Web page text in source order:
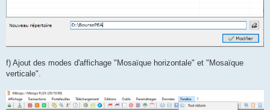
f) Ajout des modes d'affichage "Mosaïque horizontale" et "Mosaïque
verticale".